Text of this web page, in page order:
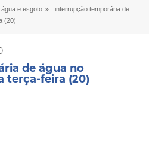
água e esgoto »
interrupção temporária de
(20)
de água no
terça-feira (20)